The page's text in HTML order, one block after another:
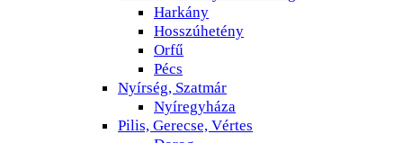
Harkány
Hosszúhetény
Orfű
Pécs
Nyírség, Szatmár
Nyíregyháza
Pilis, Gerecse, Vértes